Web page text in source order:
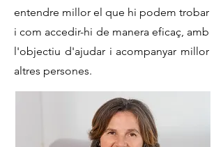
entendre millor el que hi podem trobar
i com accedir-hi de manera eficaç, amb
l'objectiu d'ajudar i acompanyar millor
altres persones.